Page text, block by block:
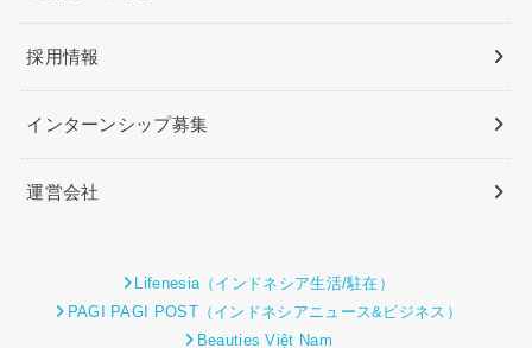
採用情報
インターンシップ募集
運営会社
Lifenesia（インドネシア生活/駐在）
PAGI PAGI POST（インドネシアニュース&ビジネス）
Beauties Việt Nam